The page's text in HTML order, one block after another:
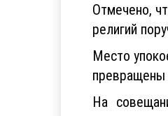
Отмечено,
религий
Место
превращены